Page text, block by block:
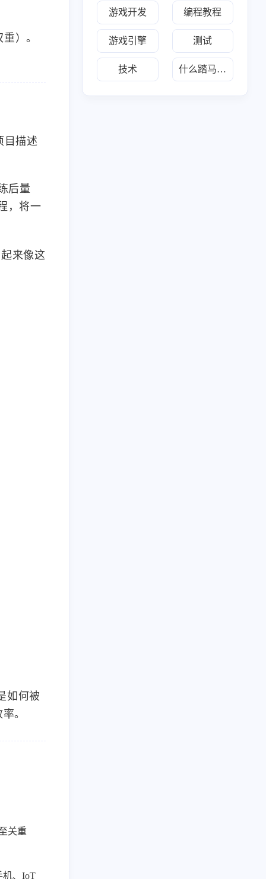
Javascript Llm Python
7 散修联盟
Trading 2 Trending159
八月 2025
）。
目描述
后量
，将一
来像这
如何被
。
关重
机、IoT
游戏开发 编程教程
游戏引擎 测试
技术 什么踏马的叫惊喜